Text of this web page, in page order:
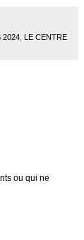
2024
LE CENTRE
ou qui ne